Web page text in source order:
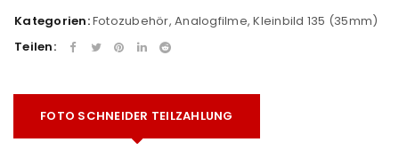
Kategorien:Fotozubehör, Analogfilme,Kleinbild 135 (35mm)
Teilen:
FOTO SCHNEIDER TEILZAHLUNG